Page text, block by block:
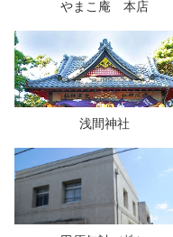
やまこ庵 本店
浅間神社